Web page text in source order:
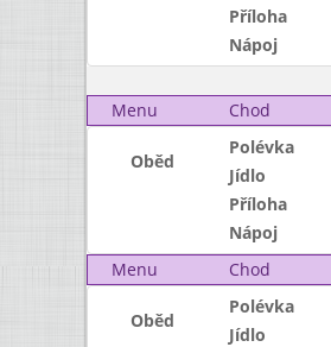
Příloha
Nápoj
Menu
Chod
Oběd
Polévka
Jídlo
Příloha
Nápoj
Menu
Chod
Oběd
Polévka
Jídlo